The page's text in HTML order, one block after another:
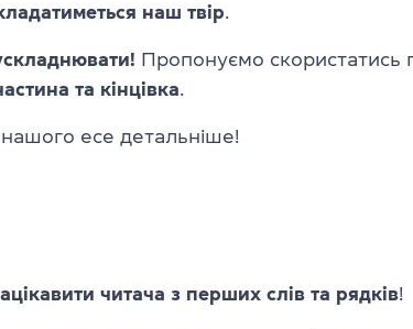
наш твір.
Пропонуємо скористатись
та кінцівка.
есе детальніше!
читача з перших слів та рядків!